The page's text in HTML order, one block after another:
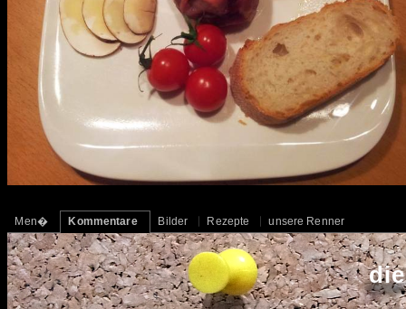
Men� Kommentare Bilder Rezepte unsere Renner